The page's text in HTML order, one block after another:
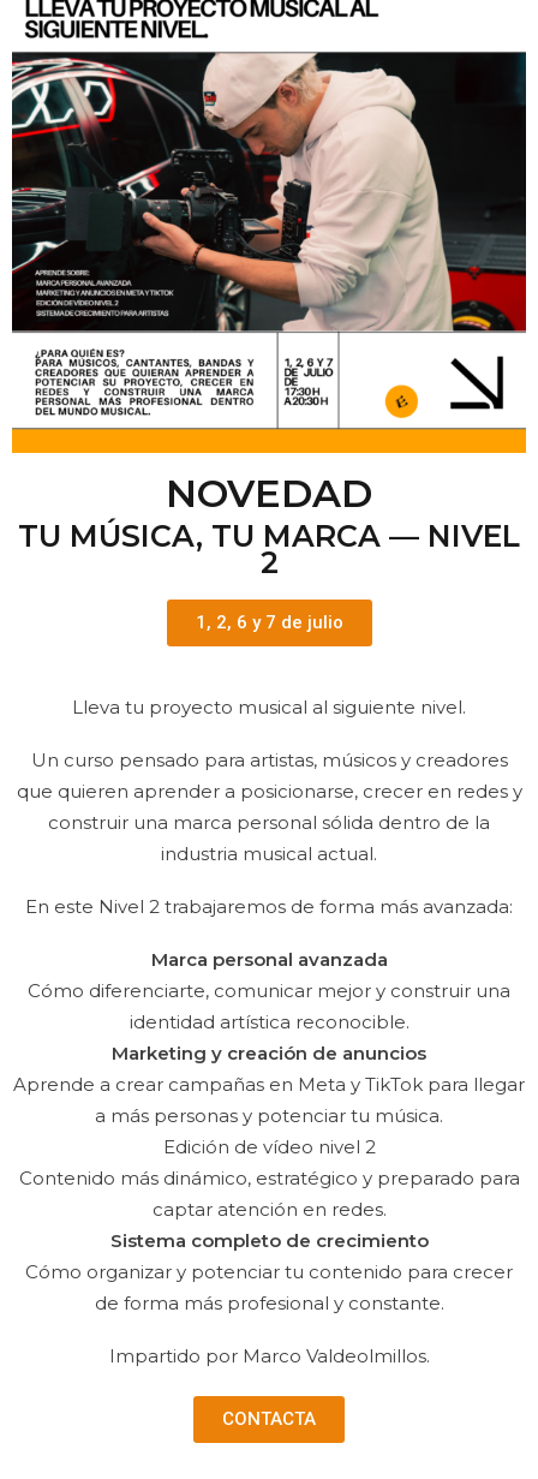
NOVEDAD
TU MÚSICA, TU MARCA — NIVEL
2
1, 2, 6 y 7 de julio
Lleva tu proyecto musical al siguiente nivel.
Un curso pensado para artistas, músicos y creadores
que quieren aprender a posicionarse, crecer en redes y
construir una marca personal sólida dentro de la
industria musical actual.
En este Nivel 2 trabajaremos de forma más avanzada:
Marca personal avanzada
Cómo diferenciarte, comunicar mejor y construir una
identidad artística reconocible.
Marketing y creación de anuncios
Aprende a crear campañas en Meta y TikTok para llegar
a más personas y potenciar tu música.
Edición de vídeo nivel 2
Contenido más dinámico, estratégico y preparado para
captar atención en redes.
Sistema completo de crecimiento
Cómo organizar y potenciar tu contenido para crecer
de forma más profesional y constante.
Impartido por Marco Valdeolmillos.
CONTACTA